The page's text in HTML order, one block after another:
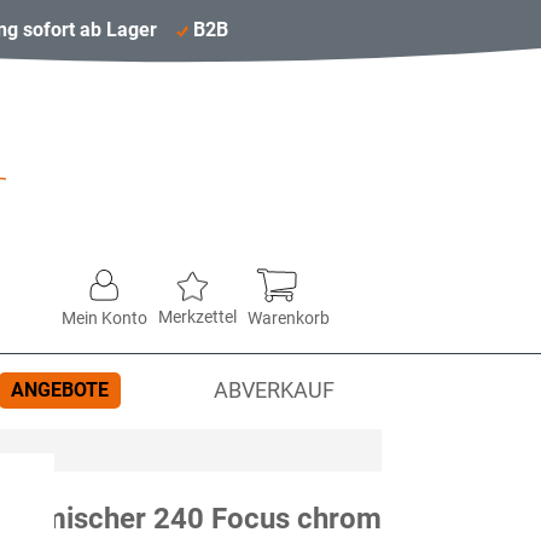
sofort ab Lager B2B
Mein Konto Merkzettel Warenkorb
ANGEBOTE ABVERKAUF
240 Focus chrom